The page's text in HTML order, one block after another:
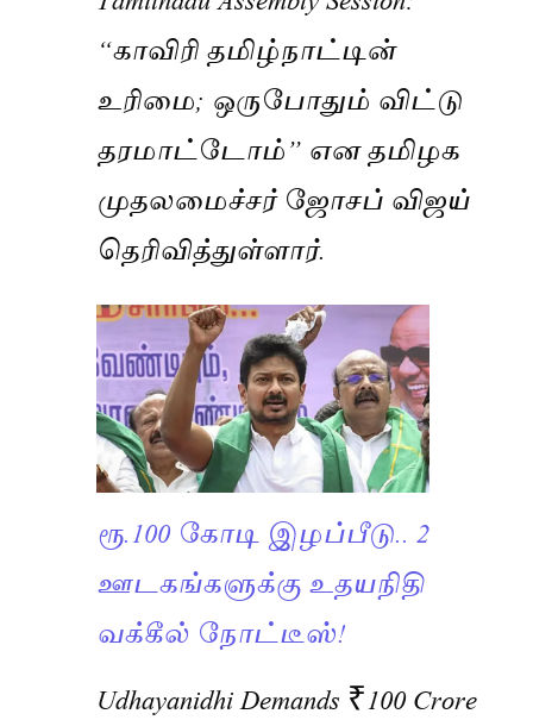
“காவிரி தமிழ்நாட்டின்
உரிமை; ஒருபோதும் விட்டு
தரமாட்டோம்” என தமிழக
முதலமைச்சர் ஜோசப் விஜய்
தெரிவித்துள்ளார்.
ரூ.100 கோடி இழப்பீடு.. 2
ஊடகங்களுக்கு உதயநிதி
வக்கீல் நோட்டீஸ்!
Udhayanidhi Demands ₹100 Crore